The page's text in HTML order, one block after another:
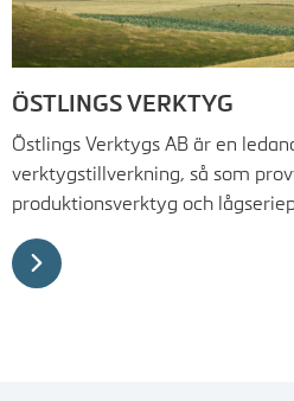
ÖSTLINGS VERKTYG
Östlings Verktygs AB är en
verktygstillverkning, så som
produktionsverktyg och